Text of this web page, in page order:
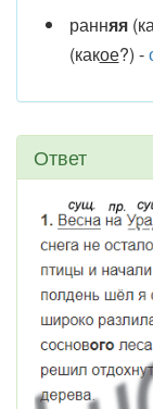
ранняя
(какое?) -
Ответ